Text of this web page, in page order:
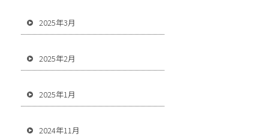
2025年3月
2025年2月
2025年1月
2024年11月